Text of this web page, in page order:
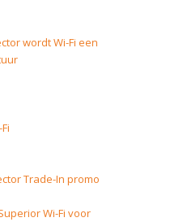
wordt Wi-Fi een
Trade-In promo
Wi-Fi voor